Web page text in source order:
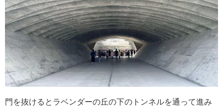
門を抜けるとラベンダーの丘の下のトンネルを通って進み